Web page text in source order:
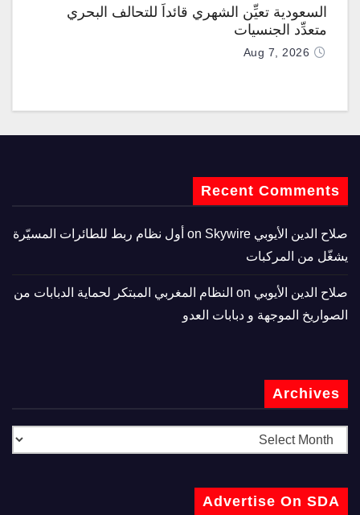
السعودية تعيِّن الشهري قائداً للتحالف البحري
متعدِّد الجنسيات
Aug 7, 2026
Recent Comments
صلاح الدين الأيوبي
Skywire أول نظام ربط للطائرات المسيّرة
يشغّل من المركبات
صلاح الدين الأيوبي
النظام المغربي المبتكر لحماية الدبابات من
الصواريخ الموجهة و دبابات العدو
Archives
Advertise On SDA